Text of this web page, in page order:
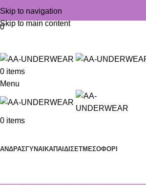
Skip to navigation
Skip to main content
0
0 items
Menu
0 items
ΑΝΔΡΑΣΓΥΝΑΙΚΑΠΑΙΔΙ ΣΕΤΜΕΣΟΦΟΡΙ